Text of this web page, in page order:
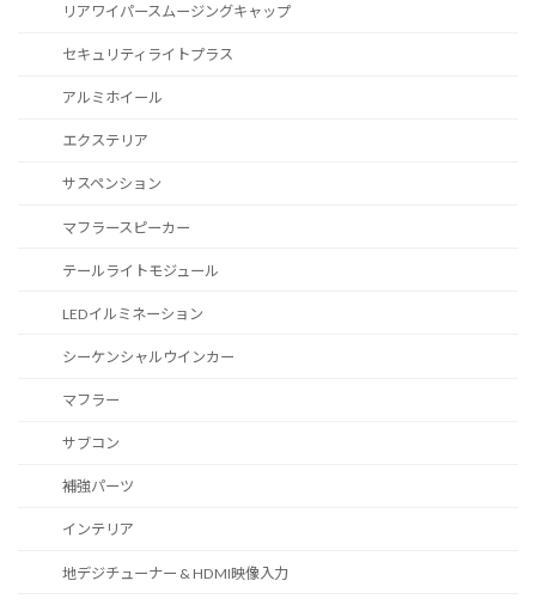
リアワイパースムージングキャップ
セキュリティライトプラス
アルミホイール
エクステリア
サスペンション
マフラースピーカー
テールライトモジュール
LEDイルミネーション
シーケンシャルウインカー
マフラー
サブコン
補強パーツ
インテリア
地デジチューナー & HDMI映像入力